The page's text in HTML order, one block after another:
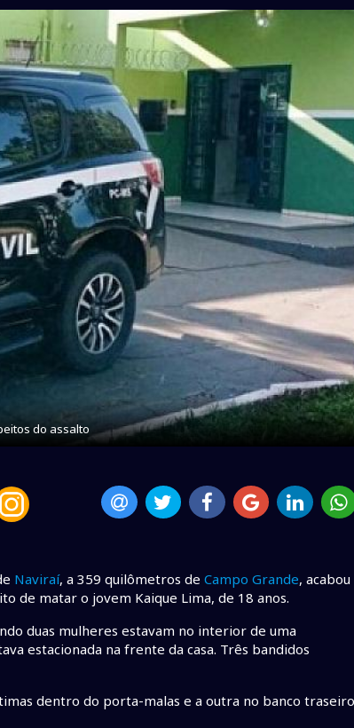
do assalto
Naviraí, a 359 quilômetros de Campo Grande, acabou
de matar o jovem Kaique Lima, de 18 anos.
duas mulheres estavam no interior de uma
estacionada na frente da casa. Três bandidos
dentro do porta-malas e a outra no banco traseiro